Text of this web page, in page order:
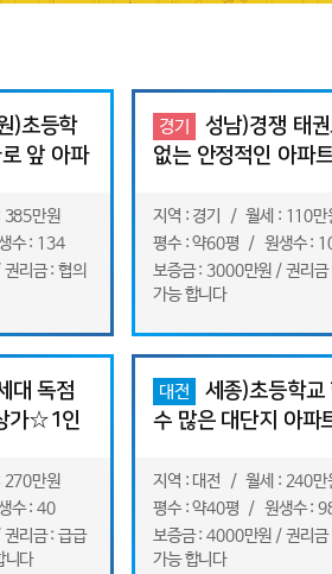
)초등학
앞 아파
만원
수 : 134
리금 : 협의
경기
성남)경쟁 태
없는 안정적인 아파
좋은곳
지역 : 경기 / 월세 : 110만
평수 : 약60평 / 원생수 :
보증금 : 3000만원 / 권리금
가능 합니다
대 독점
가☆1인
만원
수 : 40
리금 : 급급
니다
대전
세종)초등학교
수 많은 대단지 아파
리어 최상
지역 : 대전 / 월세 : 240만
평수 : 약40평 / 원생수 :
보증금 : 4000만원 / 권리금
가능 합니다